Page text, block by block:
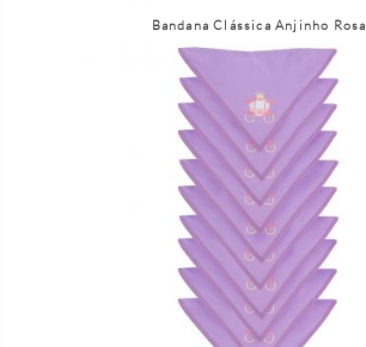
Bandana Clássica Anjinho Rosa